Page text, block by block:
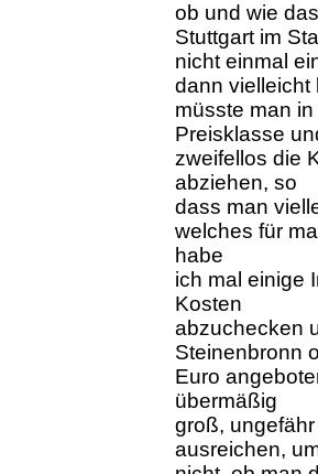
ob und wie
Stuttgart im
nicht einmal
dann vielleicht
müsste man
Preisklasse
zweifellos die
abziehen, so
dass man
welches für
habe
ich mal einige
Kosten
abzuchecken
Steinenbronn
Euro
übermäßig
groß,
ausreichen,